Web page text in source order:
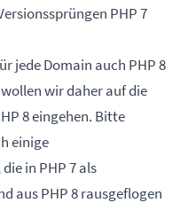
PHP 7
jede Domain auch PHP 8
wir daher auf die
8 eingehen. Bitte
einige
in PHP 7 als
aus PHP 8 rausgeflogen